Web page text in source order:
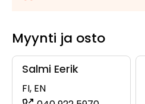
Myynti ja osto
Salmi Eerik
FI, EN